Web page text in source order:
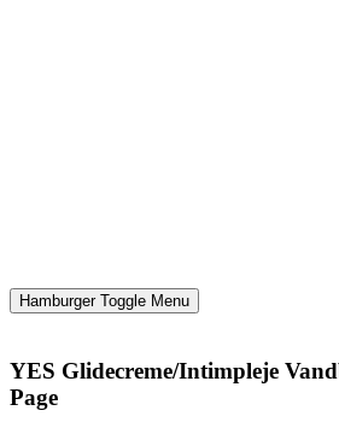
Hamburger Toggle Menu
YES Glidecreme/Intimpleje
Page